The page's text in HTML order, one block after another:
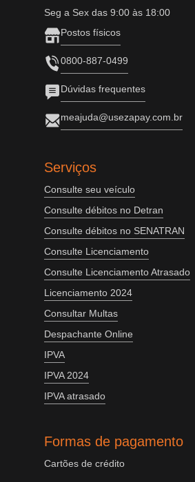
Seg a Sex das 9:00 às 18:00
Postos físicos
0800-887-0499
Dúvidas frequentes
meajuda@usezapay.com.br
Serviços
Consulte seu veículo
Consulte débitos no Detran
Consulte débitos no SENATRAN
Consulte Licenciamento
Consulte Licenciamento Atrasado
Licenciamento 2024
Consultar Multas
Despachante Online
IPVA
IPVA 2024
IPVA atrasado
Formas de pagamento
Cartões de crédito